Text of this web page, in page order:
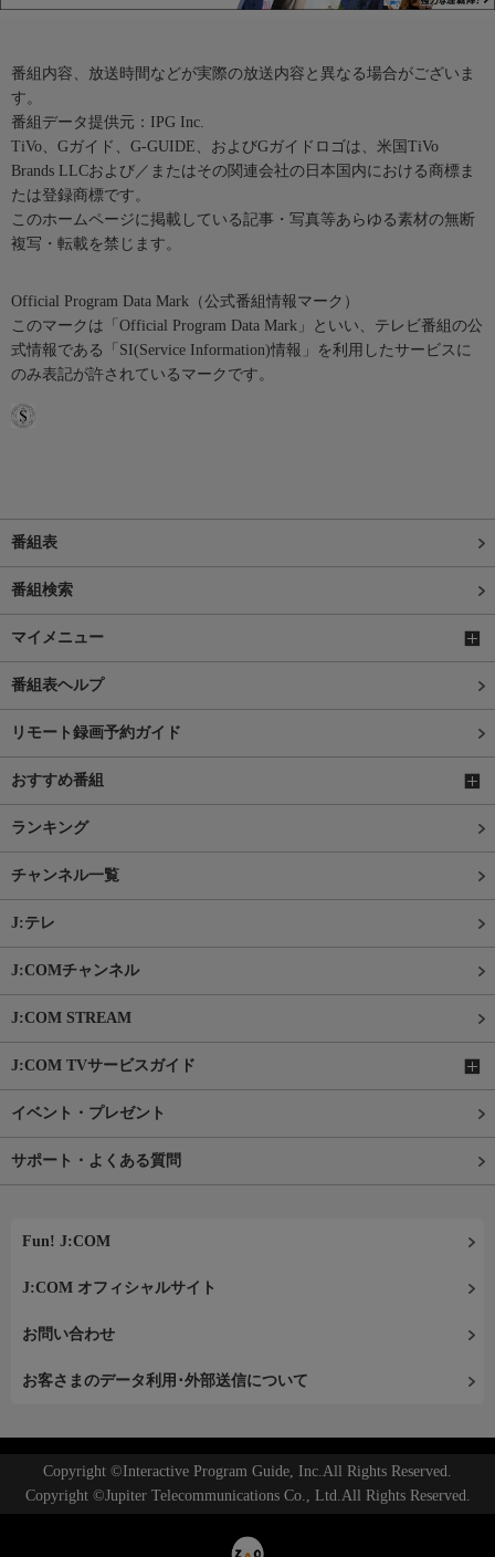
番組内容、放送時間などが実際の放送内容と異なる場合がございま
す。
番組データ提供元：IPG Inc.
TiVo、Gガイド、G-GUIDE、およびGガイドロゴは、米国TiVo
Brands LLCおよび／またはその関連会社の日本国内における商標ま
たは登録商標です。
このホームページに掲載している記事・写真等あらゆる素材の無断
複写・転載を禁じます。
Official Program Data Mark（公式番組情報マーク）
このマークは「Official Program Data Mark」といい、テレビ番組の公
式情報である「SI(Service Information)情報」を利用したサービスに
のみ表記が許されているマークです。
番組表
番組検索
マイメニュー
番組表ヘルプ
リモート録画予約ガイド
おすすめ番組
ランキング
チャンネル一覧
J:テレ
J:COMチャンネル
J:COM STREAM
J:COM TVサービスガイド
イベント・プレゼント
サポート・よくある質問
Fun! J:COM
J:COM オフィシャルサイト
お問い合わせ
お客さまのデータ利用･外部送信について
Copyright ©Interactive Program Guide, Inc.All Rights Reserved.
Copyright ©Jupiter Telecommunications Co., Ltd.All Rights Reserved.